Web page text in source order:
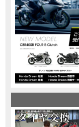
MOVIE 【ホンダドリ
MOVIE 【鈴鹿サーキッ
MOVIE CL500売却！X-
MOVIE 【梅本まどかさん
MOVIE 憧れの大型バイク試
【鈴鹿ツインサーキ
MOVIE 全員初対
バイク女
MOVIE 温泉1泊。いつもソロの
MOVIE 【梅本まどかさん